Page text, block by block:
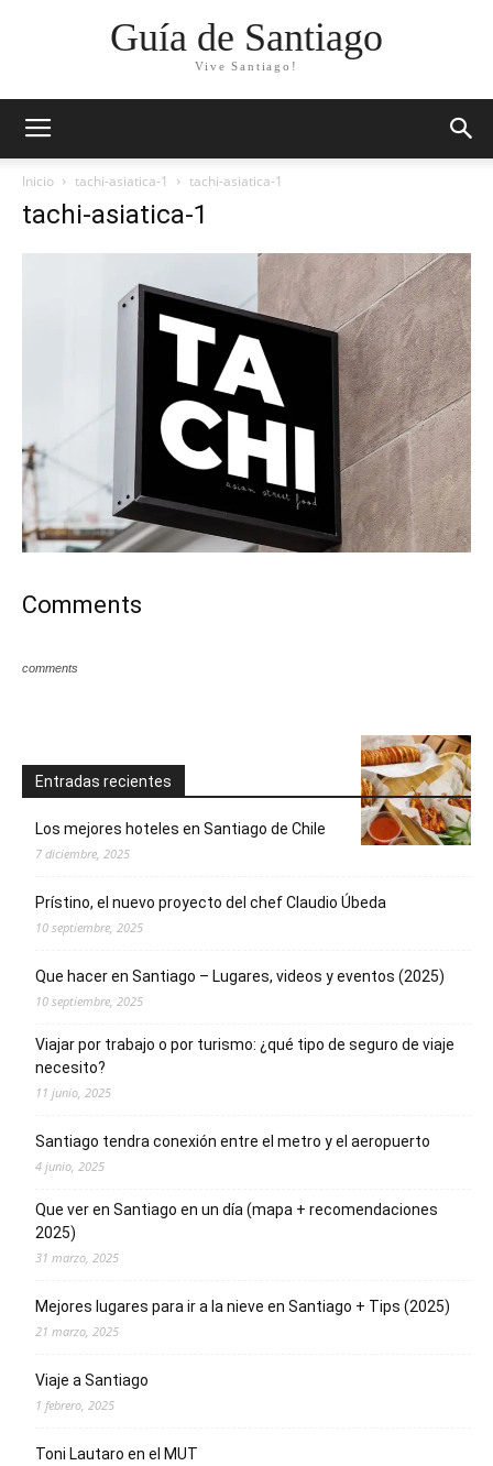
Guía de Santiago
Vive Santiago!
Inicio tachi-asiatica-1 tachi-asiatica-1
tachi-asiatica-1
Comments
comments
Entradas recientes
Los mejores hoteles en Santiago de Chile
7 diciembre, 2025
Prístino, el nuevo proyecto del chef Claudio Úbeda
10 septiembre, 2025
Que hacer en Santiago – Lugares, videos y eventos (2025)
10 septiembre, 2025
Viajar por trabajo o por turismo: ¿qué tipo de seguro de viaje
necesito?
11 junio, 2025
Santiago tendra conexión entre el metro y el aeropuerto
4 junio, 2025
Que ver en Santiago en un día (mapa + recomendaciones
2025)
31 marzo, 2025
Mejores lugares para ir a la nieve en Santiago + Tips (2025)
21 marzo, 2025
Viaje a Santiago
1 febrero, 2025
Toni Lautaro en el MUT